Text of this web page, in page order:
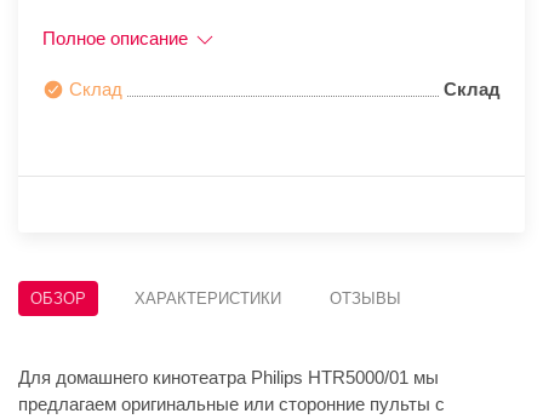
Полное описание
Склад Склад
ОБЗОР ХАРАКТЕРИСТИКИ ОТЗЫВЫ
Для домашнего кинотеатра Philips HTR5000/01 мы
предлагаем оригинальные или сторонние пульты с